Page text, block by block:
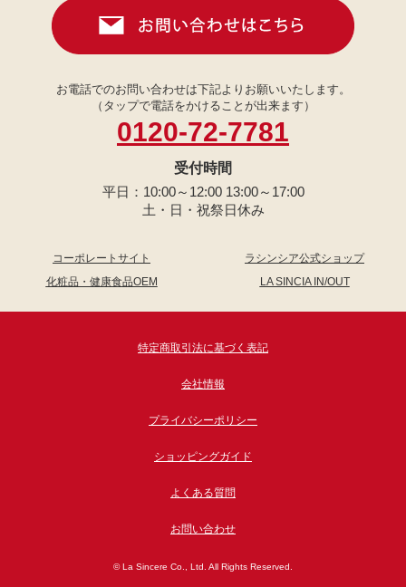
お電話でのお問い合わせは下記よりお願いいたします。
（タップで電話をかけることが出来ます）
0120-72-7781
受付時間
平日：10:00～12:00 13:00～17:00
土・日・祝祭日休み
コーポレートサイト
ラシンシア公式ショップ
化粧品・健康食品OEM
LA SINCIA IN/OUT
特定商取引法に基づく表記
会社情報
プライバシーポリシー
ショッピングガイド
よくある質問
お問い合わせ
© La Sincere Co., Ltd. All Rights Reserved.